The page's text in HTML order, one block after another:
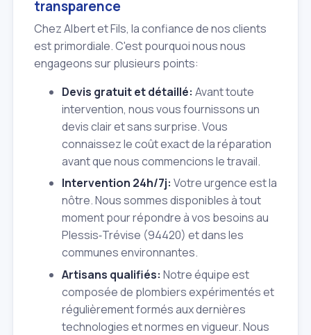
transparence
Chez Albert et Fils, la confiance de nos clients
est primordiale. C'est pourquoi nous nous
engageons sur plusieurs points:
Devis gratuit et détaillé: Avant toute
intervention, nous vous fournissons un
devis clair et sans surprise. Vous
connaissez le coût exact de la réparation
avant que nous commencions le travail.
Intervention 24h/7j: Votre urgence est la
nôtre. Nous sommes disponibles à tout
moment pour répondre à vos besoins au
Plessis‑Trévise (94420) et dans les
communes environnantes.
Artisans qualifiés: Notre équipe est
composée de plombiers expérimentés et
régulièrement formés aux dernières
technologies et normes en vigueur. Nous